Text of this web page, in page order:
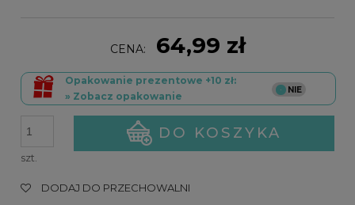
CENA: 64,99 zł
Opakowanie prezentowe +10 zł:
» Zobacz opakowanie
szt.
DO KOSZYKA
DODAJ DO PRZECHOWALNI